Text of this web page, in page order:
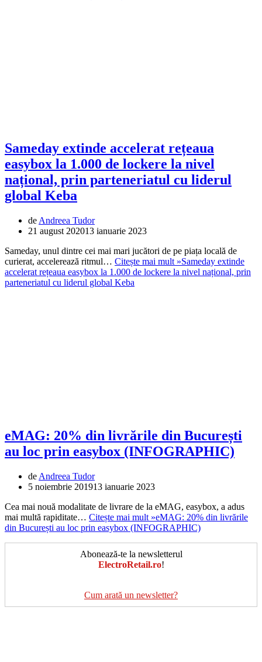
Sameday extinde accelerat rețeaua
easybox la 1.000 de lockere la nivel
național, prin parteneriatul cu liderul
global Keba
de Andreea Tudor
21 august 202013 ianuarie 2023
Sameday, unul dintre cei mai mari jucători de pe piața locală de
curierat, accelerează ritmul… Citește mai mult »Sameday extinde
accelerat rețeaua easybox la 1.000 de lockere la nivel național, prin
parteneriatul cu liderul global Keba
eMAG: 20% din livrările din București
au loc prin easybox (INFOGRAPHIC)
de Andreea Tudor
5 noiembrie 201913 ianuarie 2023
Cea mai nouă modalitate de livrare de la eMAG, easybox, a adus
mai multă rapiditate… Citește mai mult »eMAG: 20% din livrările
din București au loc prin easybox (INFOGRAPHIC)
Abonează-te la newsletterul
ElectroRetail.ro!
Cum arată un newsletter?